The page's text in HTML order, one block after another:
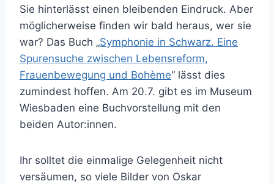
Sie hinterlässt einen bleibenden Eindruck. Aber
möglicherweise finden wir bald heraus, wer sie
war? Das Buch „Symphonie in Schwarz. Eine
Spurensuche zwischen Lebensreform,
Frauenbewegung und Bohème“ lässt dies
zumindest hoffen. Am 20.7. gibt es im Museum
Wiesbaden eine Buchvorstellung mit den
beiden Autor:innen.
Ihr solltet die einmalige Gelegenheit nicht
versäumen, so viele Bilder von Oskar